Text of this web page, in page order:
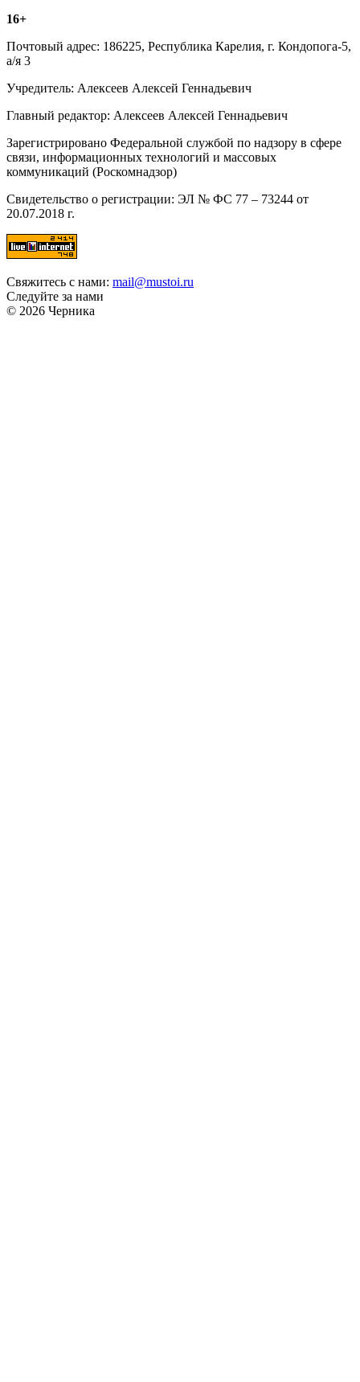
16+
Почтовый адрес: 186225, Республика Карелия, г. Кондопога-5,
а/я 3
Учредитель: Алексеев Алексей Геннадьевич
Главный редактор: Алексеев Алексей Геннадьевич
Зарегистрировано Федеральной службой по надзору в сфере
связи, информационных технологий и массовых
коммуникаций (Роскомнадзор)
Свидетельство о регистрации: ЭЛ № ФС 77 – 73244 от
20.07.2018 г.
Свяжитесь с нами: mail@mustoi.ru
Следуйте за нами
© 2026 Черника